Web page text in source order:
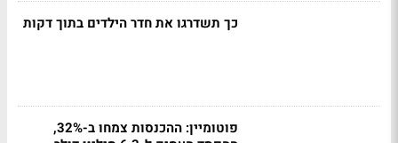
כך תשדרגו את חדר הילדים בתוך דקות
פוטומיין: ההכנסות צמחו ב-32%,